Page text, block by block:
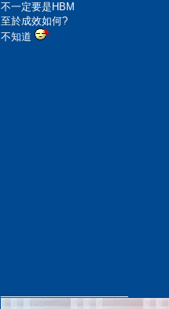
不一定要是HBM
至於成效如何?
不知道